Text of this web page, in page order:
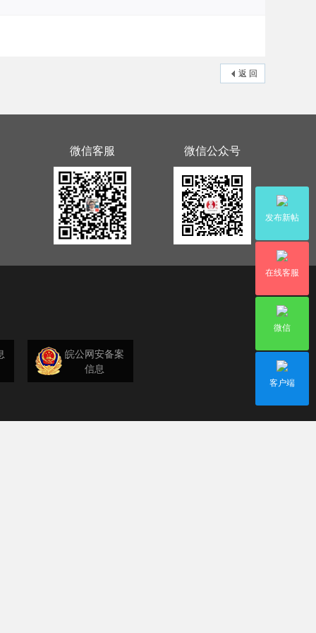
返 回
发布新帖
在线客服
微信
客户端
微信客服 微信公众号
皖公网安备案
信息